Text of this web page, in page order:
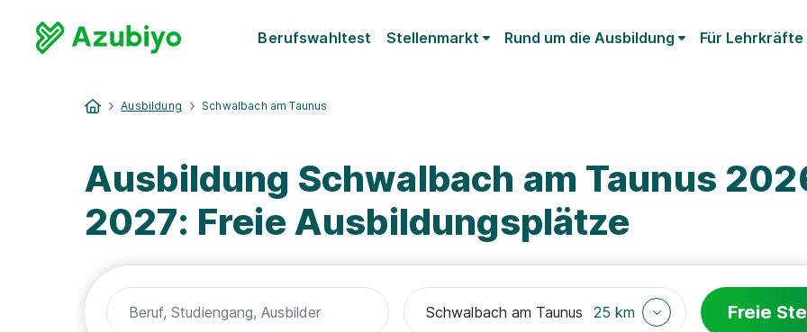
Berufswahltest Stellenmarkt Rund um die Ausbildung Für Lehrkräfte
Ausbildung Schwalbach am Taunus
Ausbildung Schwalbach am Taunus
2027: Freie Ausbildungsplätze
25 km Freie